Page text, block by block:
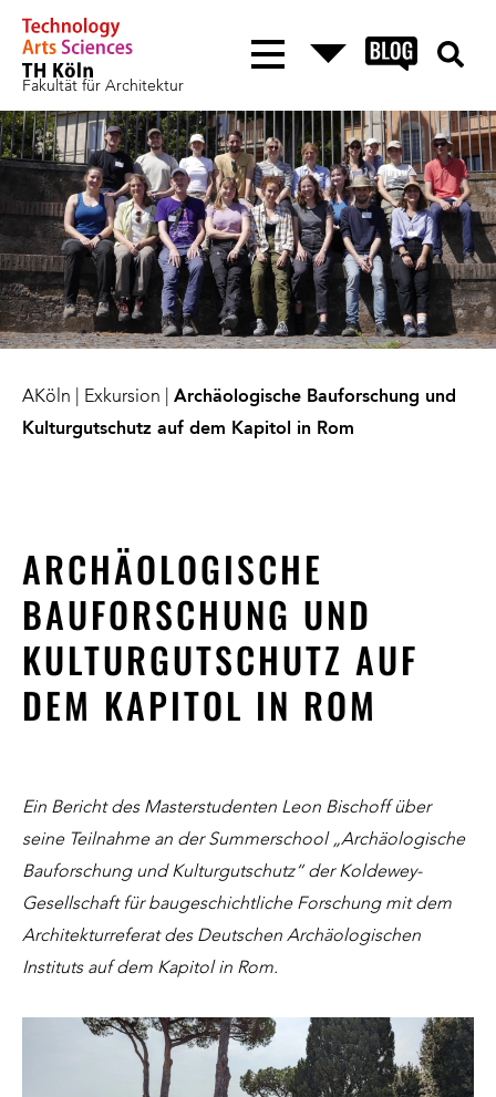
Fakultät für Architektur
AKöln Exkursion
Archäologische Bauforschung und
Kulturgutschutz auf dem Kapitol in Rom
ARCHÄOLOGISCHE
BAUFORSCHUNG UND
KULTURGUTSCHUTZ AUF
DEM KAPITOL IN ROM
Ein Bericht des Masterstudenten Leon Bischoff über
seine Teilnahme an der Summerschool „Archäologische
Bauforschung und Kulturgutschutz“ der Koldewey-
Gesellschaft für baugeschichtliche Forschung mit dem
Architekturreferat des Deutschen Archäologischen
Instituts auf dem Kapitol in Rom.